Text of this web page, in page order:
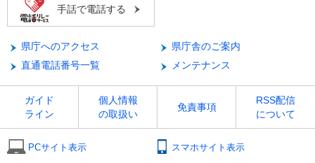
手話で電話する
県庁へのアクセス
県庁舎のご案内
直通電話番号一覧
メンテナンス
ガイド
ライン
個人情報
の取扱い
免責事項
RSS配信
について
PCサイト表示 スマホサイト表示